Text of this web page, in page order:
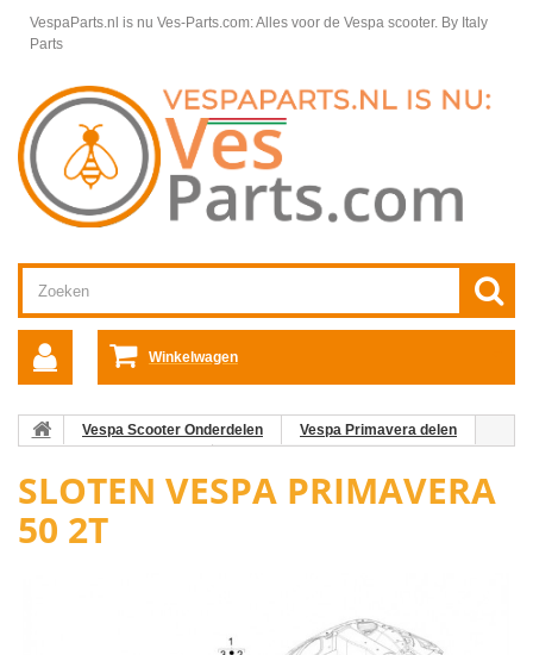
VespaParts.nl is nu Ves-Parts.com: Alles voor de Vespa scooter. By Italy
Parts
Winkelwagen
Vespa Scooter Onderdelen
Vespa Primavera delen
SLOTEN VESPA PRIMAVERA
50 2T